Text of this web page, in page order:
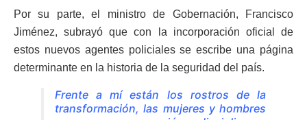
Por su parte, el ministro de Gobernación, Francisco
Jiménez, subrayó que con la incorporación oficial de
estos nuevos agentes policiales se escribe una página
determinante en la historia de la seguridad del país.
Frente a mí están los rostros de la
transformación, las mujeres y hombres